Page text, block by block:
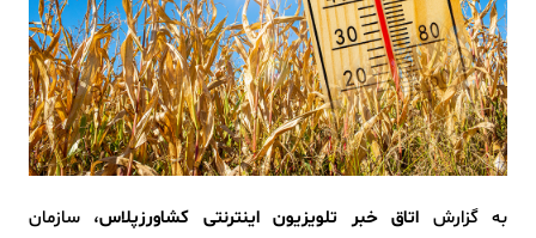
به گزارش اتاق خبر تلویزیون اینترنتی کشاورزپلاس، سازمان